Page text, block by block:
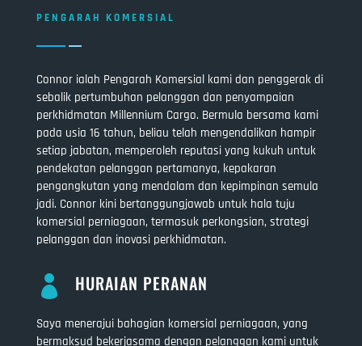
PENGARAH KOMERSIAL
Connor ialah Pengarah Komersial kami dan penggerak di
sebalik pertumbuhan pelanggan dan penyampaian
perkhidmatan Millennium Cargo. Bermula bersama kami
pada usia 16 tahun, beliau telah mengendalikan hampir
setiap jabatan, memperoleh reputasi yang kukuh untuk
pendekatan pelanggan pertamanya, kepakaran
pengangkutan yang mendalam dan kepimpinan semula
jadi. Connor kini bertanggungjawab untuk hala tuju
komersial perniagaan, termasuk perkongsian, strategi
pelanggan dan inovasi perkhidmatan.
 HURAIAN PERANAN
Saya menerajui bahagian komersial perniagaan, yang
bermaksud bekerjasama dengan pelanggan kami untuk